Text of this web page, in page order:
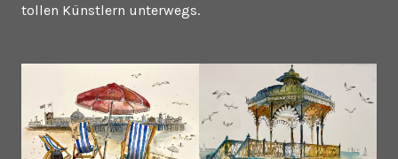
tollen Künstlern unterwegs.